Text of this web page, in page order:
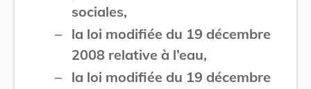
sociales,
– la loi modifiée du 19 décembre
2008 relative à l’eau,
– la loi modifiée du 19 décembre